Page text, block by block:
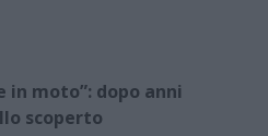
in moto”: dopo anni
scoperto